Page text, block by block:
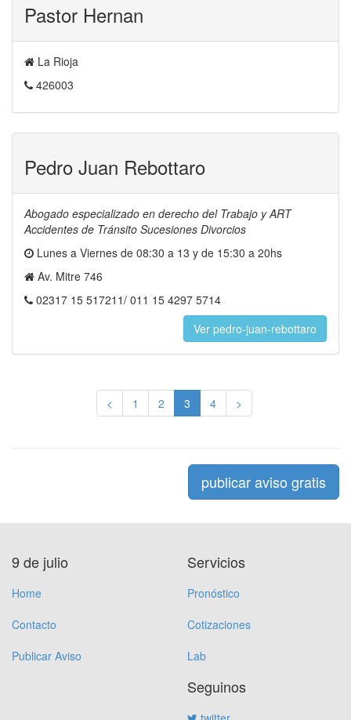
Pastor Hernan
La Rioja
426003
Pedro Juan Rebottaro
Abogado especializado en derecho del Trabajo y ART
Accidentes de Tránsito Sucesiones Divorcios
Lunes a Viernes de 08:30 a 13 y de 15:30 a 20hs
Av. Mitre 746
02317 15 517211/ 011 15 4297 5714
Ver pedro-juan-rebottaro
< 1 2 3 4 >
publicar aviso gratis
9 de julio
Home
Contacto
Publicar Aviso
Servicios
Pronóstico
Cotizaciones
Lab
Seguinos